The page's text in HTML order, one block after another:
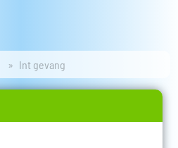
Int gevang